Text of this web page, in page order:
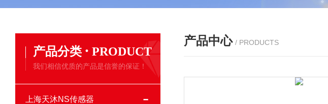
产品中心 / PRODUCTS
产品分类 · PRODUCT
我们相信优质的产品是信誉的保证！
上海天沐NS传感器